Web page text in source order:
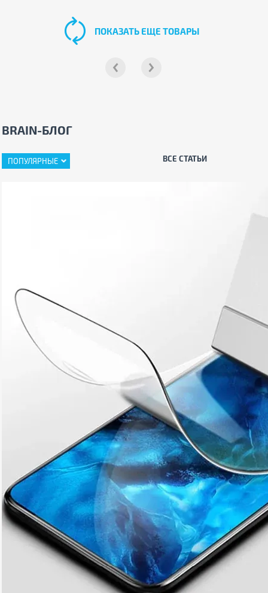
ПОКАЗАТЬ ЕЩЕ ТОВАРЫ
BRAIN-БЛОГ
ПОПУЛЯРНЫЕ ВСЕ СТАТЬИ